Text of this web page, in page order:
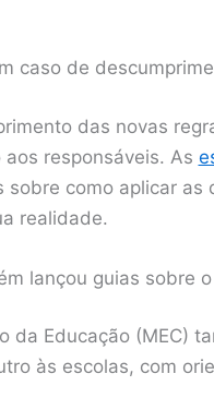
caso de
das novas
responsáveis. As
sobre como aplicar
realidade.
lançou guias sobre
da Educação (MEC)
às escolas, com